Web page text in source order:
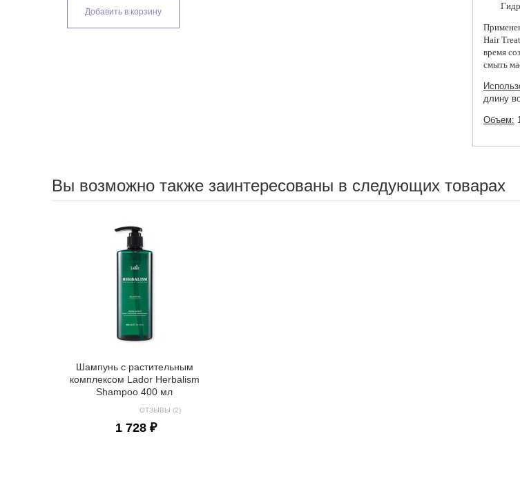
Добавить в корзину
Hair
время
смыть
длину
Объем:
Вы возможно также заинтересованы в следующих товарах
Шампунь с растительным
комплексом Lador Herbalism
Shampoo 400 мл
ОТЗЫВЫ (2)
1 728 ₽